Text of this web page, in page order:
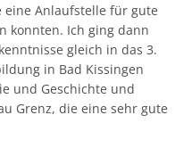
Anlaufstelle für gute
konnten. Ich ging dann
gleich in das 3.
in Bad Kissingen
und Geschichte und
Grenz, die eine sehr gute